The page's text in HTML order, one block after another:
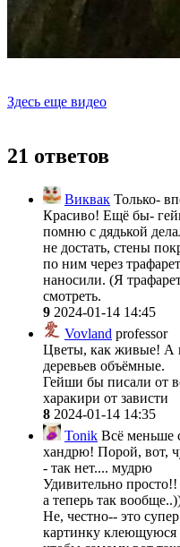
Здесь еще видео
21 ответов
Виквак Только-
Красиво! Ещё бы-
помню с дядькой
не достать, стены
по ним через
наносили. (Я
смотреть.
9 2024-01-14 14:45
Vovland professor
Цветы, как живые! А
деревьев объёмные.
Гейши бы писали от
харакири от зависти
8 2024-01-14 14:35
Tonik Всё меньше
хандрю! Порой, вот,
- так нет.... мудрю
Удивительно
а теперь так
Не, честно-- это
картинку